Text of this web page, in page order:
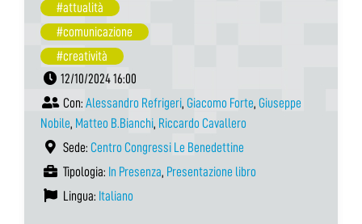
#attualità
#comunicazione
#creatività
12/10/2024 16:00
Con: Alessandro Refrigeri, Giacomo Forte, Giuseppe
Nobile, Matteo B.Bianchi, Riccardo Cavallero
Sede: Centro Congressi Le Benedettine
Tipologia: In Presenza, Presentazione libro
Lingua: Italiano